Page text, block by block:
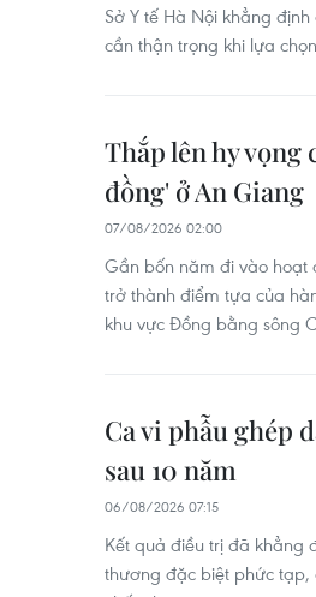
Sở Y tế Hà Nội khẳng
cần thận trọng khi lựa
Thắp lên hy
đồng' ở An Giang
07/08/2026 02:00
Gần bốn năm đi vào hoạt
trở thành điểm tựa của
khu vực Đồng bằng sông
Ca vi phẫu ghép
sau 10 năm
06/08/2026 07:15
Kết quả điều trị đã khẳng
thương đặc biệt phức tạp,